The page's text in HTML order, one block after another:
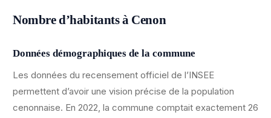
Nombre d’habitants à Cenon
Données démographiques de la commune
Les données du recensement officiel de l’INSEE
permettent d’avoir une vision précise de la population
cenonnaise. En 2022, la commune comptait exactement 26